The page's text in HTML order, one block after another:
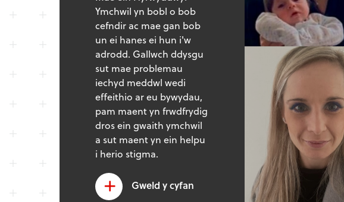
Ymchwil yn bobl o bob
cefndir ac mae gan bob
un ei hanes ei hun i'w
adrodd. Gallwch ddysgu
sut mae problemau
iechyd meddwl wedi
effeithio ar eu bywydau,
pam maent yn frwdfrydig
dros ein gwaith ymchwil
a sut maent yn ein helpu
i herio stigma.
Gweld y cyfan